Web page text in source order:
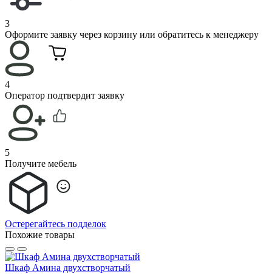
3
Оформите заявку через корзину или обратитесь к менеджеру
4
Оператор подтвердит заявку
5
Получите мебель
Остерегайтесь подделок
Похожие товары
Шкаф Амина двухстворчатый